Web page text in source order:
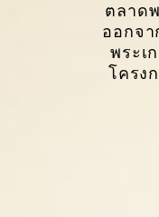
ตลาด
ออกจ
พระเ
โครง